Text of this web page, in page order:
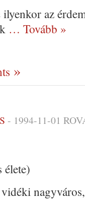
az
… Tovább »
- 1994-11-01
élete)